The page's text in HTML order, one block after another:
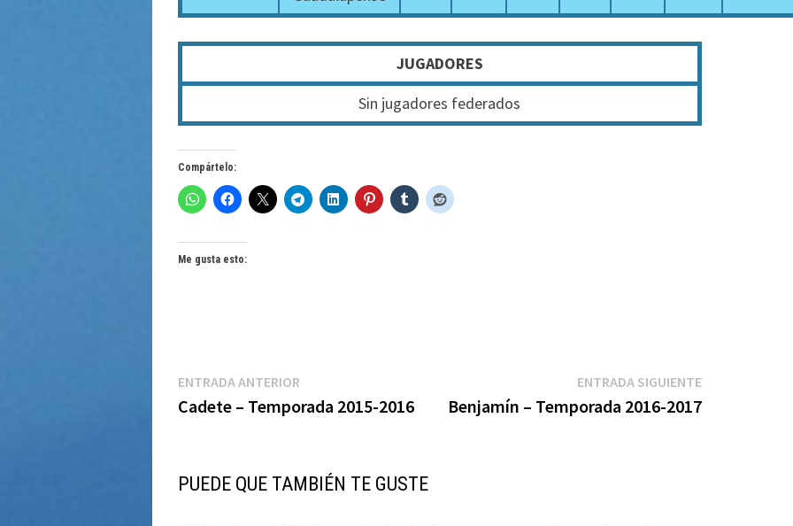
JUGADORES
Sin jugadores federados
Compártelo:
Me gusta esto:
Navegación
de
ENTRADA ANTERIOREntrada
anterior:
Cadete – Temporada 2015-2016
ENTRADA SIGUIENTEEntrada
siguiente:
Benjamín – Temporada 2016-2017
PUEDE QUE TAMBIÉN TE GUSTE